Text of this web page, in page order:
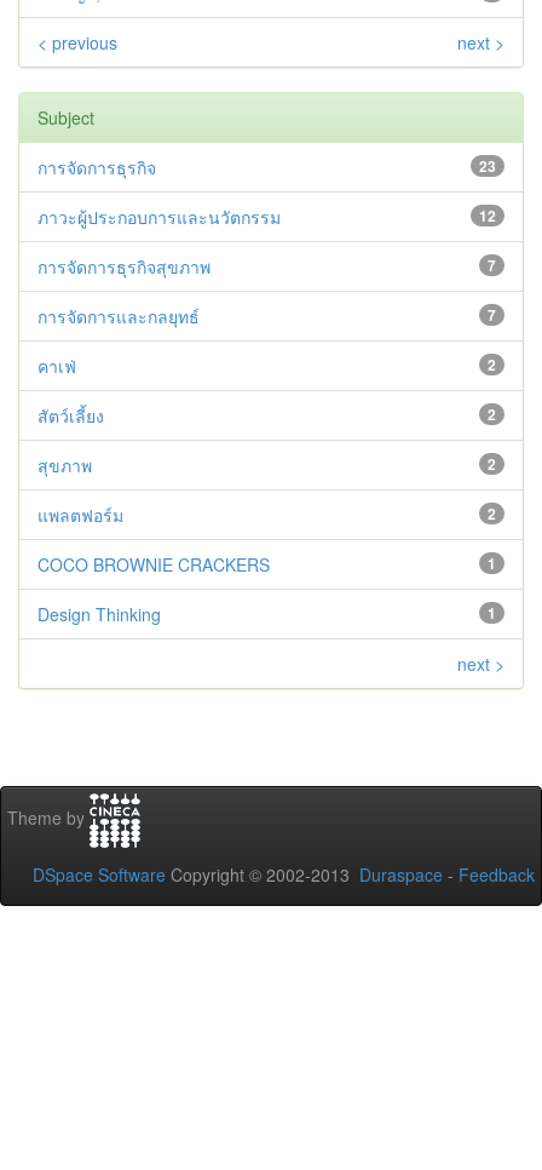
< previous next >
Subject
23
การจัดการธุรกิจ
12
ภาวะผู้ประกอบการและนวัตกรรม
7
การจัดการธุรกิจสุขภาพ
7
การจัดการและกลยุทธ์
2
คาเฟ่
2
สัตว์เลี้ยง
2
สุขภาพ
2
แพลตฟอร์ม
1
COCO BROWNIE CRACKERS
1
Design Thinking
next >
Theme by
DSpace Software Copyright © 2002-2013 Duraspace - Feedback